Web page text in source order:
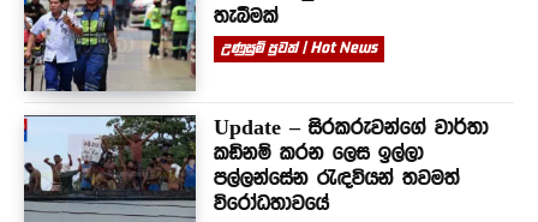
තැබීමක්
උණුසුම් පුවත් | Hot News
Update – සිරකරුවන්⁣ගේ වාර්තා
කඩිනම් කරන ලෙස ඉල්ලා
පල්ලන්සේන රැඳවියන් තවමත්
විරෝධතාවයේ